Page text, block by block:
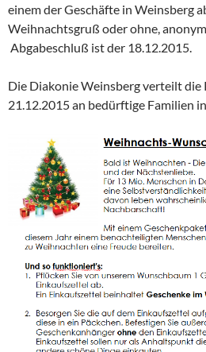
einem der Geschäfte in Weinsberg
Weihnachtsgruß oder ohne,
Abgabeschluß ist der 18.12.2015.
Die Diakonie Weinsberg verteilt die
21.12.2015 an bedürftige Familien